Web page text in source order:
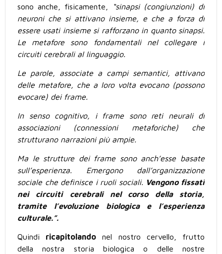
sono anche, fisicamente,
“sinapsi (congiunzioni) di
neuroni che si attivano insieme, e che a forza di
essere usati insieme si rafforzano in quanto sinapsi.
Le metafore sono fondamentali nel collegare i
circuiti cerebrali al linguaggio.
Le parole, associate a campi semantici, attivano
delle metafore, che a loro volta evocano (possono
evocare) dei frame.
In senso cognitivo, i frame sono reti neurali di
associazioni (connessioni metaforiche) che
strutturano narrazioni più ampie.
Ma le strutture dei frame sono anch’esse basate
sull’esperienza. Emergono dall’organizzazione
sociale che definisce i ruoli sociali. Vengono fissati
nei circuiti cerebrali nel corso della storia,
tramite l’evoluzione biologica e l’esperienza
culturale.”.
Quindi ricapitolando nel nostro cervello, frutto
della nostra storia biologica o delle nostre